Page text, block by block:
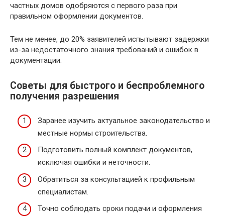
частных домов одобряются с первого раза при
правильном оформлении документов.
Тем не менее, до 20% заявителей испытывают задержки
из-за недостаточного знания требований и ошибок в
документации.
Советы для быстрого и беспроблемного
получения разрешения
Заранее изучить актуальное законодательство и
местные нормы строительства.
Подготовить полный комплект документов,
исключая ошибки и неточности.
Обратиться за консультацией к профильным
специалистам.
Точно соблюдать сроки подачи и оформления